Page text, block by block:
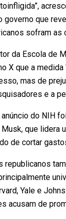
governo que
sofram as
da Escola de
X que a medida
mas de
e a
anúncio do NIH
que lidera
de cortar
republicanos
Yale e
acusam de